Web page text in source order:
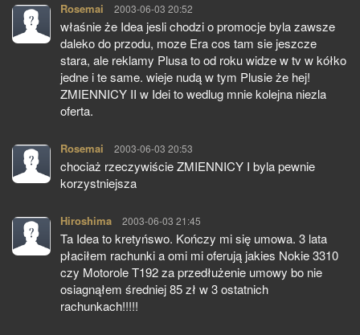
Rosemai pisze:
2003-06-03 20:52
właśnie że Idea jesli chodzi o promocje byla zawsze
daleko do przodu, moze Era cos tam sie jeszcze
stara, ale reklamy Plusa to od roku widze w tv w kółko
jedne i te same. wieje nudą w tym Plusie że hej!
ZMIENNICY II w Idei to wedlug mnie kolejna niezla
oferta.
Rosemai pisze:
2003-06-03 20:53
chociaż rzeczywiście ZMIENNICY I byla pewnie
korzystniejsza
Hiroshima pisze:
2003-06-03 21:45
Ta Idea to kretyńswo. Kończy mi się umowa. 3 lata
płaciłem rachunki a omi mi oferują jakies Nokie 3310
czy Motorole T192 za przedłużenie umowy bo nie
osiagnąłem średniej 85 zł w 3 ostatnich
rachunkach!!!!!